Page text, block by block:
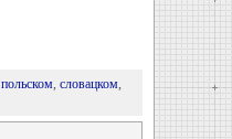
польском, словацком,